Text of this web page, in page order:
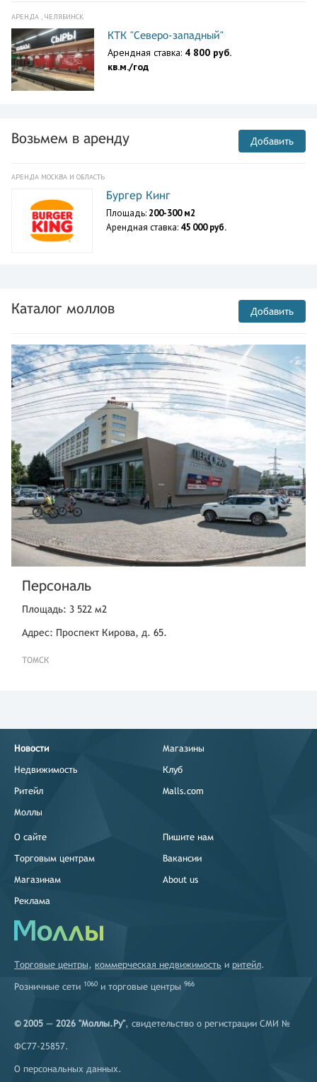
АРЕНДА , ЧЕЛЯБИНСК
КТК "Северо-западный"
Арендная ставка: 4 800 руб.
кв.м./год
Возьмем в аренду Добавить
АРЕНДА МОСКВА И ОБЛАСТЬ
Бургер Кинг
Площадь: 200-300 м2
Арендная ставка: 45 000 руб.
Каталог моллов Добавить
Персональ
Площадь: 3 522 м2
Адрес: Проспект Кирова, д. 65.
ТОМСК
Новости
Недвижимость
Ритейл
Моллы
Магазины
Клуб
Malls.com
О сайте
Торговым центрам
Магазинам
Реклама
Пишите нам
Вакансии
About us
Торговые центры, коммерческая недвижимость и ритейл.
Розничные сети 1060 и торговые центры 966
© 2005 — 2026 "Моллы.Ру", свидетельство о регистрации СМИ №
ФС77-25857.
О персональных данных.